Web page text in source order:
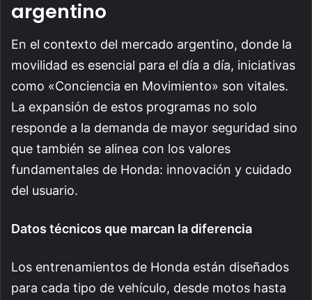
argentino
En el contexto del mercado argentino, donde la
movilidad es esencial para el día a día, iniciativas
como «Conciencia en Movimiento» son vitales.
La expansión de estos programas no solo
responde a la demanda de mayor seguridad sino
que también se alinea con los valores
fundamentales de Honda: innovación y cuidado
del usuario.
Datos técnicos que marcan la diferencia
Los entrenamientos de Honda están diseñados
para cada tipo de vehículo, desde motos hasta